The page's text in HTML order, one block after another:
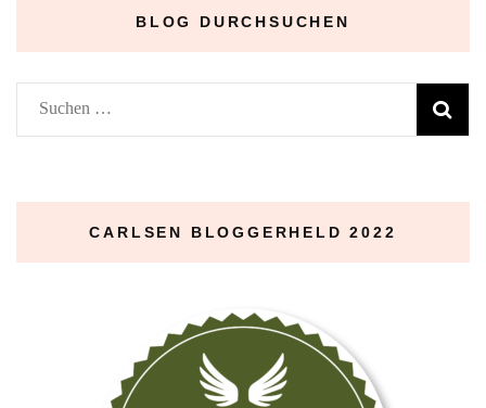
BLOG DURCHSUCHEN
Suchen
nach:
CARLSEN BLOGGERHELD 2022